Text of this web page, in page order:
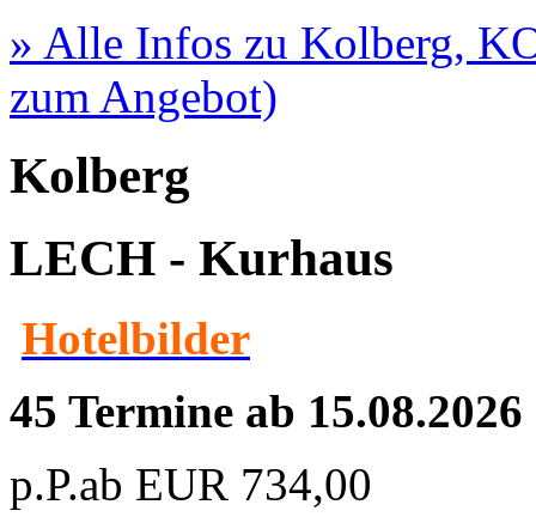
» Alle Infos zu Kolberg,
zum Angebot)
Kolberg
LECH - Kurhaus
Hotelbilder
45 Termine ab 15.08.2026
p.P.ab EUR 734,00